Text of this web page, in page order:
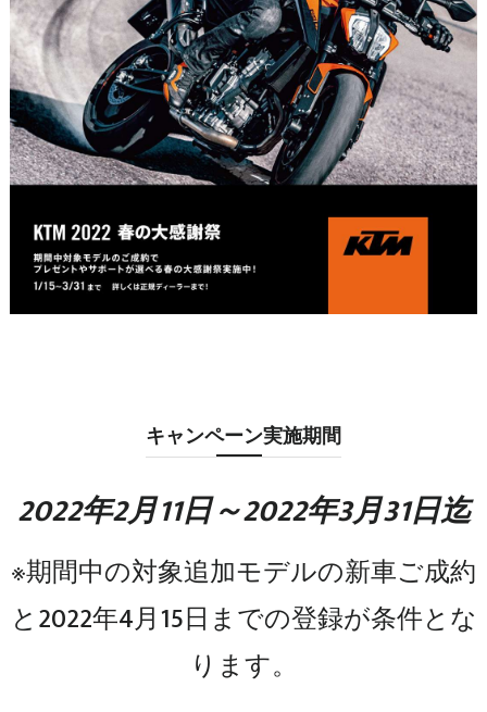
キャンペーン実施期間
2022年2月11日～2022年3月31日迄
※期間中の対象追加モデルの新車ご成約
と2022年4月15日までの登録が条件とな
ります。